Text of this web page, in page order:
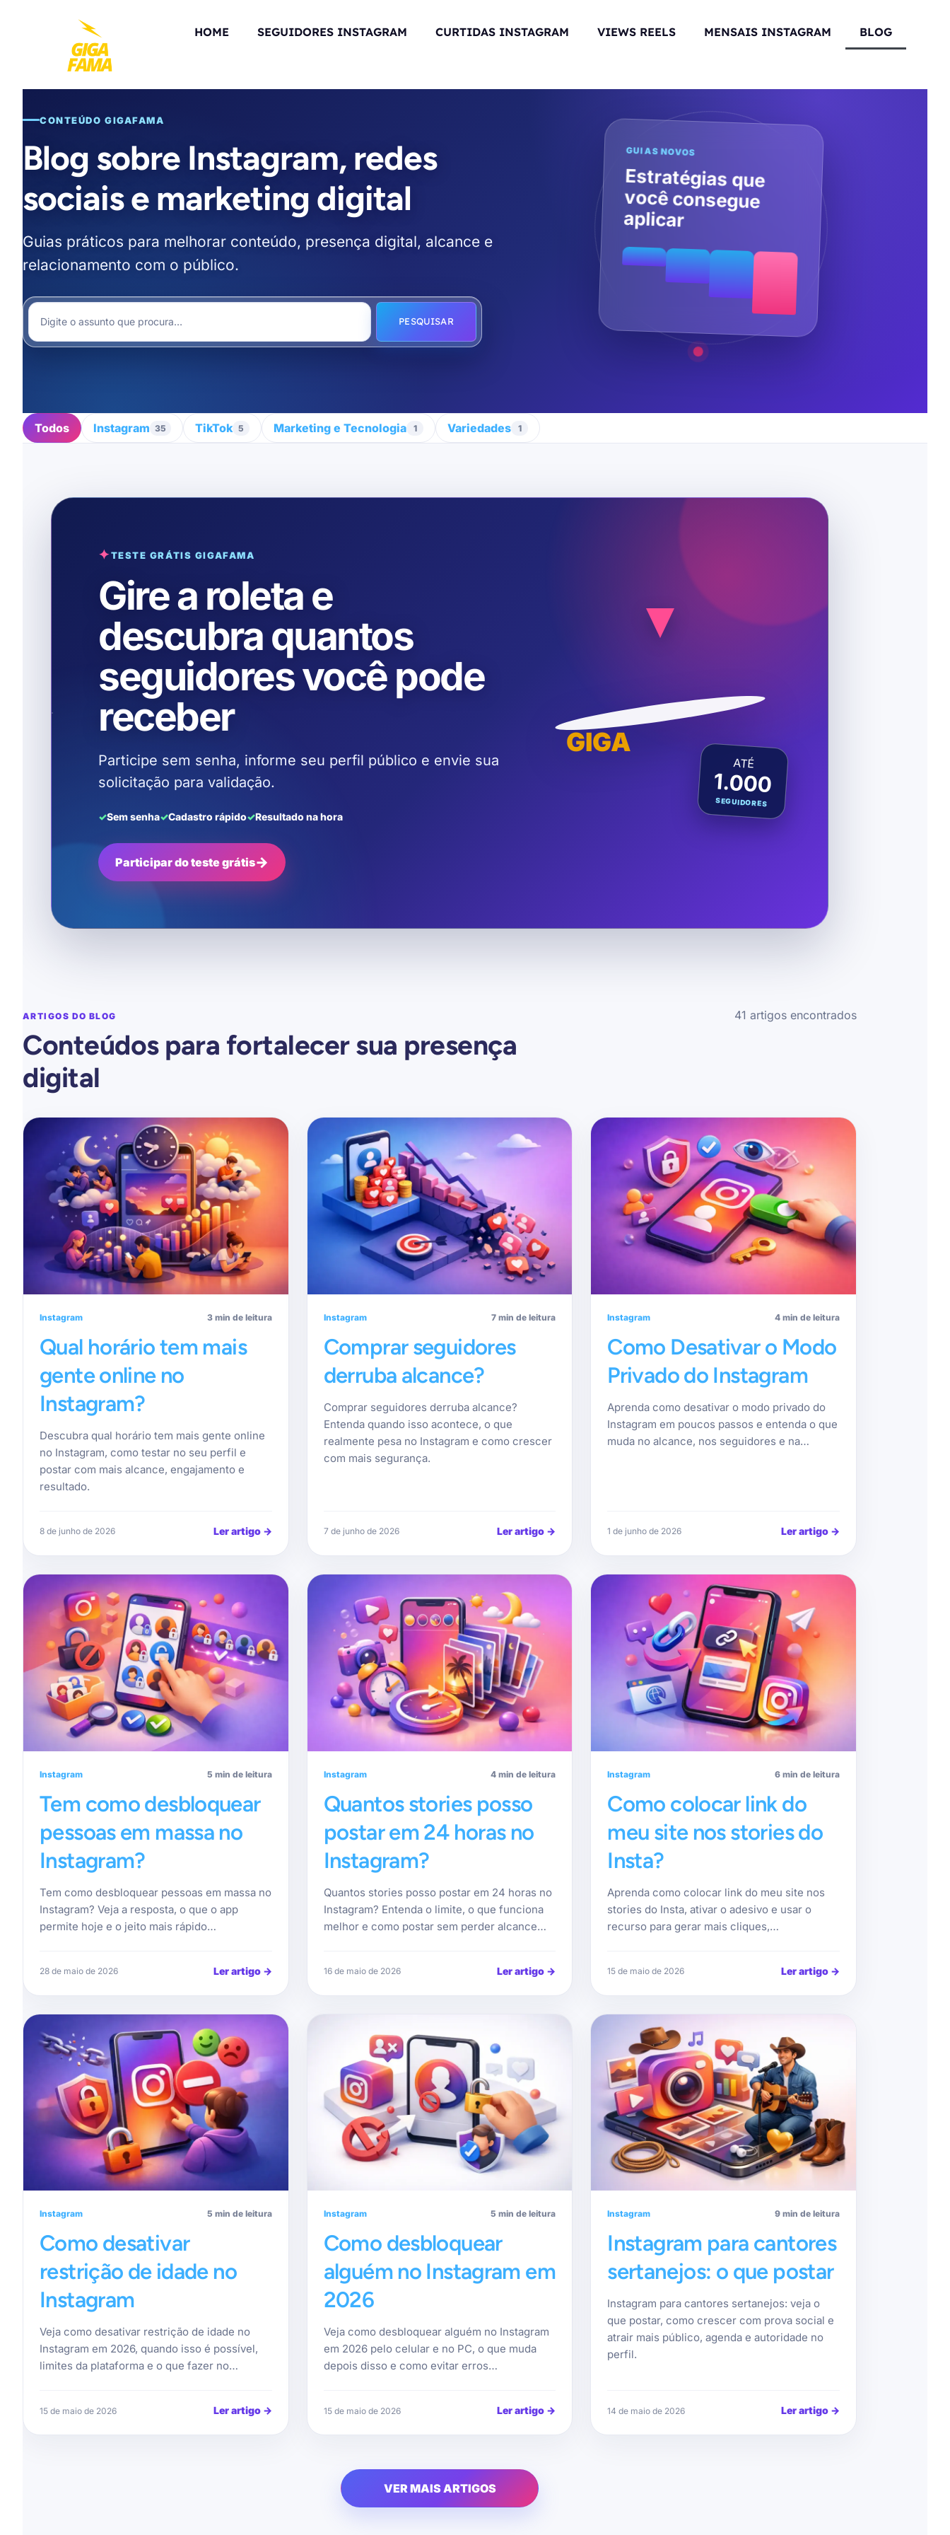
HOME SEGUIDORES INSTAGRAM CURTIDAS INSTAGRAM VIEWS REELS MENSAIS INSTAGRAM BLOG
CONTEÚDO GIGAFAMA
Blog sobre Instagram, redes
sociais e marketing digital
Guias práticos para melhorar conteúdo, presença digital, alcance e
relacionamento com o público.
PESQUISAR
GUIAS NOVOS
Estratégias que
você consegue
aplicar
Todos Instagram 35 TikTok 5 Marketing e Tecnologia 1 Variedades 1
✦TESTE GRÁTIS GIGAFAMA
Gire a roleta e
descubra quantos
seguidores você pode
receber
Participe sem senha, informe seu perfil público e envie sua
solicitação para validação.
✓Sem senha✓Cadastro rápido✓Resultado na hora
Participar do teste grátis→
GIGA
ATÉ
1.000
SEGUIDORES
ARTIGOS DO BLOG
Conteúdos para fortalecer sua presença
digital
41 artigos encontrados
Instagram 3 min de leitura
Qual horário tem mais
gente online no
Instagram?
Descubra qual horário tem mais gente online
no Instagram, como testar no seu perfil e
postar com mais alcance, engajamento e
resultado.
8 de junho de 2026 Ler artigo →
Instagram 7 min de leitura
Comprar seguidores
derruba alcance?
Comprar seguidores derruba alcance?
Entenda quando isso acontece, o que
realmente pesa no Instagram e como crescer
com mais segurança.
7 de junho de 2026 Ler artigo →
Instagram 4 min de leitura
Como Desativar o Modo
Privado do Instagram
Aprenda como desativar o modo privado do
Instagram em poucos passos e entenda o que
muda no alcance, nos seguidores e na…
1 de junho de 2026 Ler artigo →
Instagram 5 min de leitura
Tem como desbloquear
pessoas em massa no
Instagram?
Tem como desbloquear pessoas em massa no
Instagram? Veja a resposta, o que o app
permite hoje e o jeito mais rápido…
28 de maio de 2026 Ler artigo →
Instagram 4 min de leitura
Quantos stories posso
postar em 24 horas no
Instagram?
Quantos stories posso postar em 24 horas no
Instagram? Entenda o limite, o que funciona
melhor e como postar sem perder alcance…
16 de maio de 2026 Ler artigo →
Instagram 6 min de leitura
Como colocar link do
meu site nos stories do
Insta?
Aprenda como colocar link do meu site nos
stories do Insta, ativar o adesivo e usar o
recurso para gerar mais cliques,…
15 de maio de 2026 Ler artigo →
Instagram 5 min de leitura
Como desativar
restrição de idade no
Instagram
Veja como desativar restrição de idade no
Instagram em 2026, quando isso é possível,
limites da plataforma e o que fazer no…
15 de maio de 2026 Ler artigo →
Instagram 5 min de leitura
Como desbloquear
alguém no Instagram em
2026
Veja como desbloquear alguém no Instagram
em 2026 pelo celular e no PC, o que muda
depois disso e como evitar erros…
15 de maio de 2026 Ler artigo →
Instagram 9 min de leitura
Instagram para cantores
sertanejos: o que postar
Instagram para cantores sertanejos: veja o
que postar, como crescer com prova social e
atrair mais público, agenda e autoridade no
perfil.
14 de maio de 2026 Ler artigo →
VER MAIS ARTIGOS